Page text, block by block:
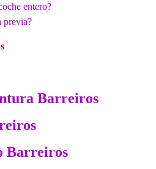
entero?
previa?
Barreiros
Barreiros